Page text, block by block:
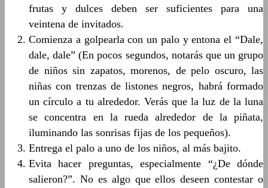
frutas y dulces deben ser suficientes para una
veintena de invitados.
Comienza a golpearla con un palo y entona el “Dale,
dale, dale” (En pocos segundos, notarás que un grupo
de niños sin zapatos, morenos, de pelo oscuro, las
niñas con trenzas de listones negros, habrá formado
un círculo a tu alrededor. Verás que la luz de la luna
se concentra en la rueda alrededor de la piñata,
iluminando las sonrisas fijas de los pequeños).
Entrega el palo a uno de los niños, al más bajito.
Evita hacer preguntas, especialmente “¿De dónde
salieron?”. No es algo que ellos deseen contestar o